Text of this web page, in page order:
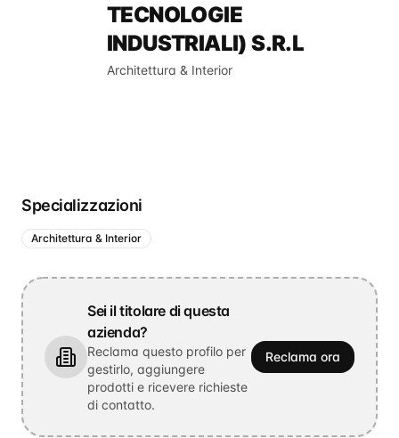
TECNOLOGIE
INDUSTRIALI) S.R.L
Architettura & Interior
Specializzazioni
Architettura & Interior
Sei il titolare di questa
azienda?
Reclama questo profilo per
gestirlo, aggiungere
prodotti e ricevere richieste
di contatto.
Reclama ora